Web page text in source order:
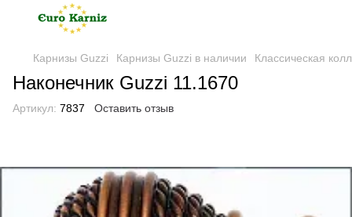
Карнизы Guzzi Карнизы Guzzi в наличии Классическая
Наконечник Guzzi 11.1670
Артикул: 7837 Оставить отзыв